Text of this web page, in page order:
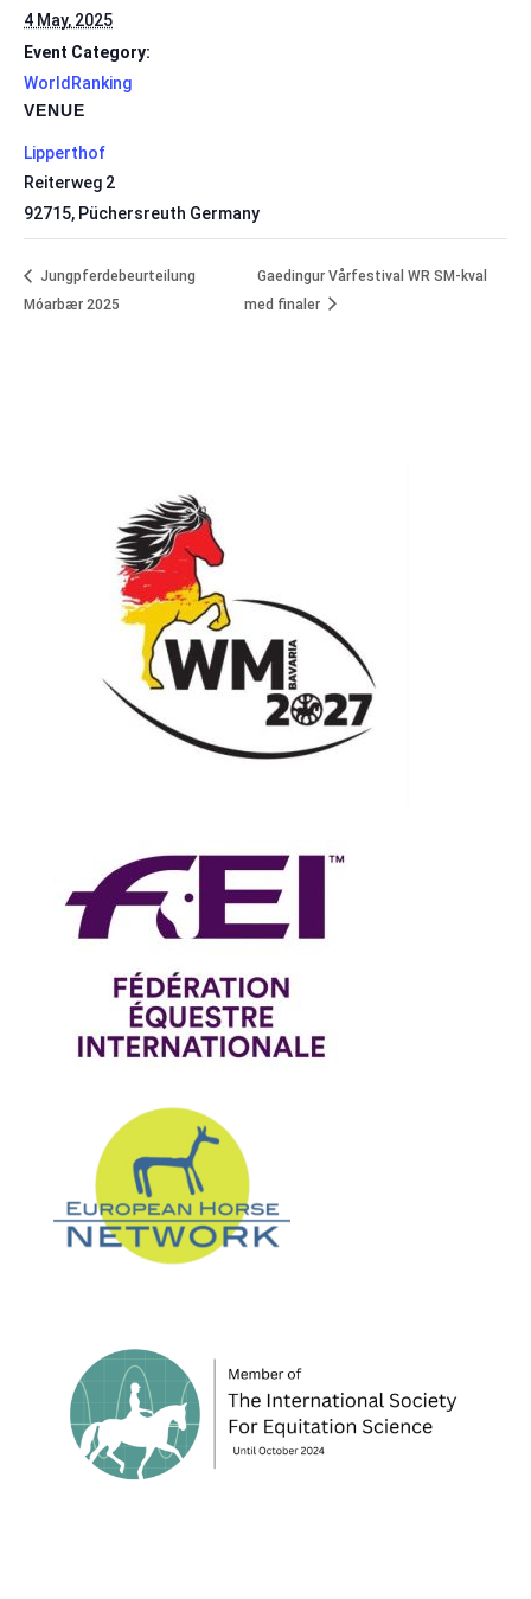
4 May, 2025
Event Category:
WorldRanking
VENUE
Lipperthof
Reiterweg 2
92715, Püchersreuth Germany
Jungpferdebeurteilung
Móarbær 2025
Gaedingur Vårfestival WR SM-kval
med finaler